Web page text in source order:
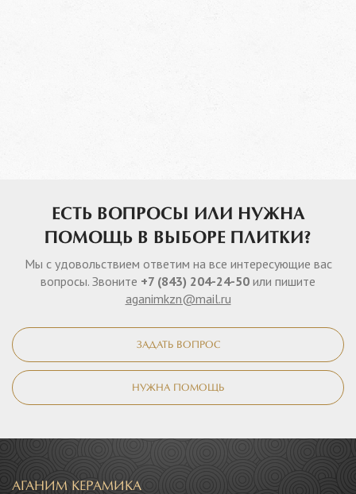
ЕСТЬ ВОПРОСЫ ИЛИ НУЖНА
ПОМОЩЬ В ВЫБОРЕ ПЛИТКИ?
Мы с удовольствием ответим на все интересующие вас
вопросы. Звоните +7 (843) 204-24-50 или пишите
aganimkzn@mail.ru
ЗАДАТЬ ВОПРОС
НУЖНА ПОМОЩЬ
АГАНИМ КЕРАМИКА